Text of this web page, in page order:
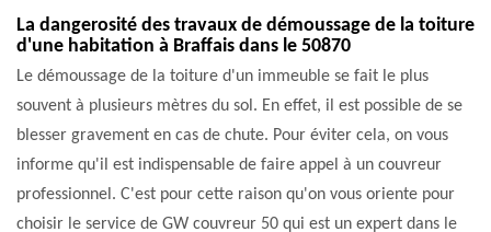
La dangerosité des travaux de démoussage de la toiture
d'une habitation à Braffais dans le 50870
Le démoussage de la toiture d'un immeuble se fait le plus
souvent à plusieurs mètres du sol. En effet, il est possible de se
blesser gravement en cas de chute. Pour éviter cela, on vous
informe qu'il est indispensable de faire appel à un couvreur
professionnel. C'est pour cette raison qu'on vous oriente pour
choisir le service de GW couvreur 50 qui est un expert dans le